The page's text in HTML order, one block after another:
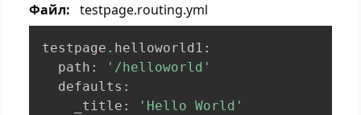
Файл
testpage.routing.yml
testpage . helloworld1 :
  path
:
'/helloworld'
  defaults
:
    _title
:
'Hello World'